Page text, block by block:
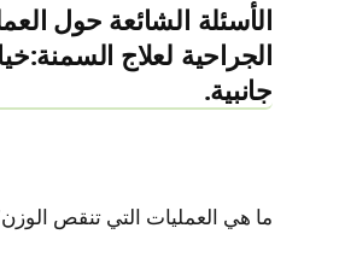
الأسئلة الشائعة حول
الجراحية لعلاج
جانبية.
ما هي العمليات التي تنقص